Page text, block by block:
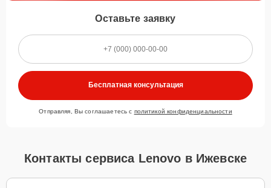
Оставьте заявку
Бесплатная консультация
Отправляя, Вы соглашаетесь с политикой конфиденциальности
Контакты сервиса Lenovo в Ижевске